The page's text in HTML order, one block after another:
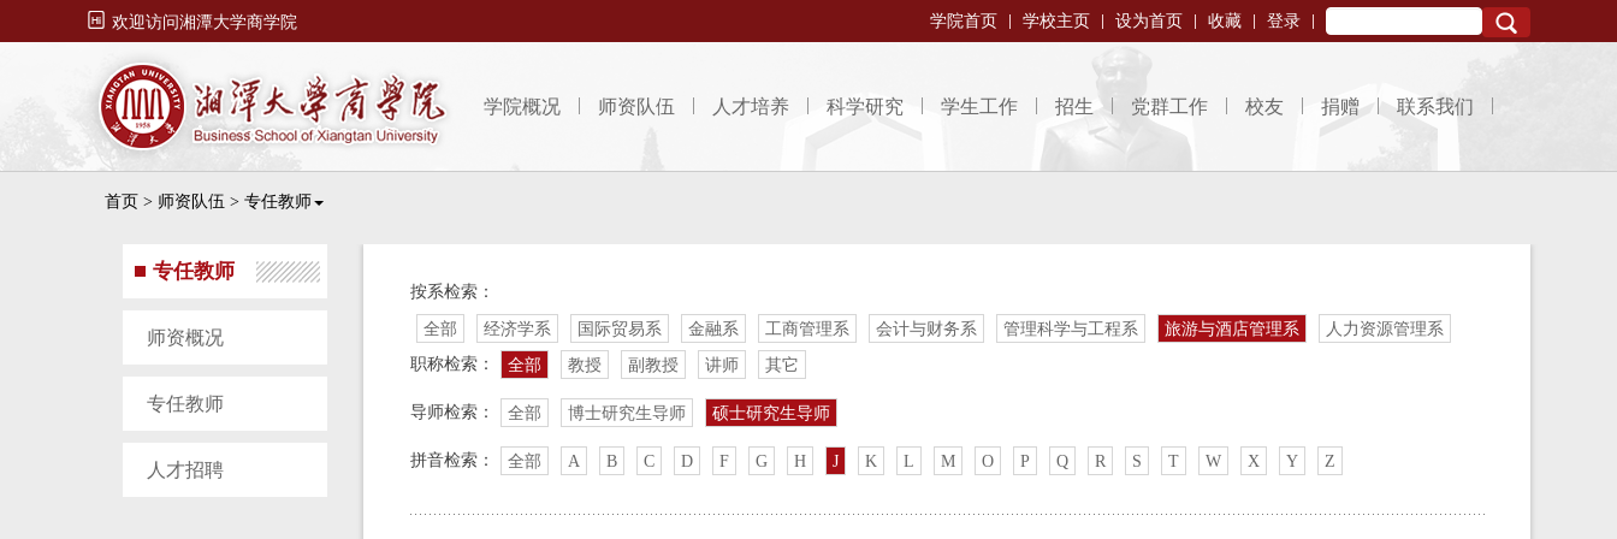
 欢迎访问湘潭大学商学院 学院首页 学校主页 设为首页 收藏 登录
学院概况 师资队伍 人才培养 科学研究 学生工作 招生 党群工作 校友 捐赠 联系我们
首页 > 师资队伍 > 专任教师
专任教师
师资概况
专任教师
人才招聘
按系检索：
全部 经济学系 国际贸易系 金融系 工商管理系 会计与财务系 管理科学与工程系 旅游与酒店管理系
人力资源管理系
职称检索：
全部 教授 副教授 讲师 其它
导师检索： 全部 博士研究生导师 硕士研究生导师
拼音检索： 全部 A B C D F G H J K L M O P Q R S T W X Y Z